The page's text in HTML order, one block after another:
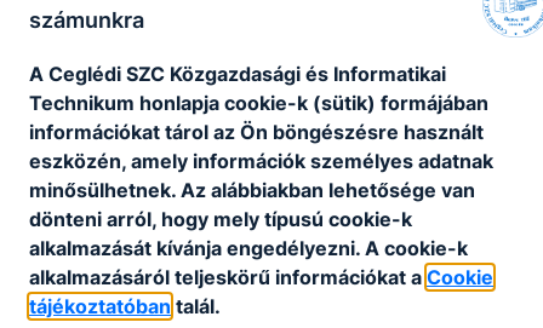
b
l
i
t
á
s
i
p
r
o
számunkra
A Ceglédi SZC Közgazdasági és Informatikai
Technikum honlapja cookie-k (sütik) formájában
információkat tárol az Ön böngészésre használt
eszközén, amely információk személyes adatnak
minősülhetnek. Az alábbiakban lehetősége van
dönteni arról, hogy mely típusú cookie-k
alkalmazását kívánja engedélyezni. A cookie-k
alkalmazásáról teljeskörű információkat a Cookie
tájékoztatóban talál.